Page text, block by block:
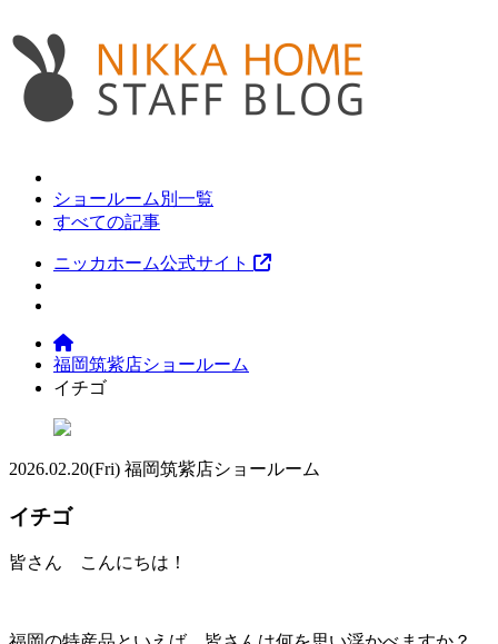
ショールーム別一覧
すべての記事
ニッカホーム公式サイト
福岡筑紫店ショールーム
イチゴ
2026.02.20(Fri) 福岡筑紫店ショールーム
イチゴ
皆さん こんにちは！